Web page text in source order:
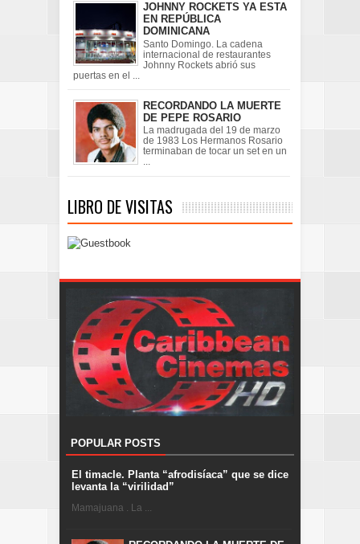
JOHNNY ROCKETS YA ESTA
EN REPÚBLICA
DOMINICANA
Santo Domingo. La cadena
internacional de restaurantes
Johnny Rockets abrió sus
puertas en el ...
RECORDANDO LA MUERTE
DE PEPE ROSARIO
La madrugada del 19 de marzo
de 1983 Los Hermanos Rosario
terminaban de tocar un set en un
...
LIBRO DE VISITAS
POPULAR POSTS
El timacle. Planta “afrodisíaca” que se dice
levanta la “virilidad”
Mamajuana . La ...